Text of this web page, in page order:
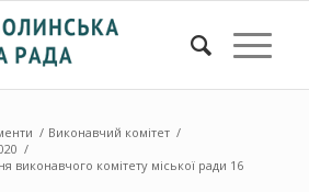
/ Виконавчий комітет /
/
комітету міської ради 16